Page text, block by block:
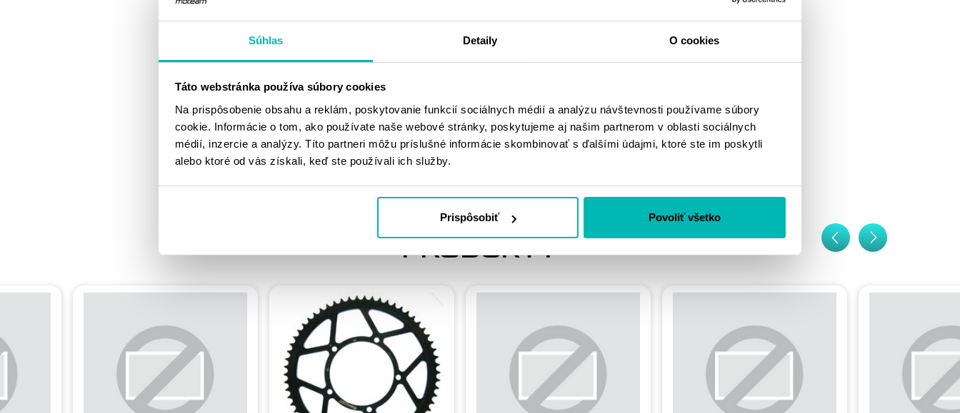
Súhlas Detaily O cookies
Táto webstránka používa súbory cookies
Na prispôsobenie obsahu a reklám, poskytovanie funkcií sociálnych médií a analýzu návštevnosti používame súbory
cookie. Informácie o tom, ako používate naše webové stránky, poskytujeme aj našim partnerom v oblasti sociálnych
médií, inzercie a analýzy. Títo partneri môžu príslušné informácie skombinovať s ďalšími údajmi, ktoré ste im poskytli
alebo ktoré od vás získali, keď ste používali ich služby.
Prispôsobiť Povoliť všetko
MOHLO BY SA
PODOBNÉ
PRODUKTY